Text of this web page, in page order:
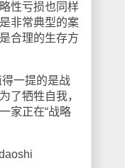
性亏损也同样
非常典型的案
合理的生存方
一提的是战
了牺牲自我，
家正在“战略